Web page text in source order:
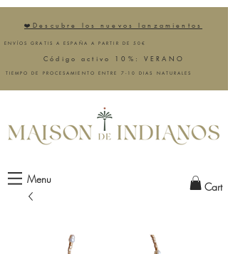
❤️Descubre los nuevos lanzamientos
ENVÍOS GRATIS A ESPAÑA A PARTIR DE 50€
Código activo 10%: VERANO
TIEMPO DE PROCESAMIENTO ENTRE 7-10 DIAS NATURALES
Menu
Cart